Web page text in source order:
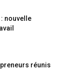
nouvelle
réunis